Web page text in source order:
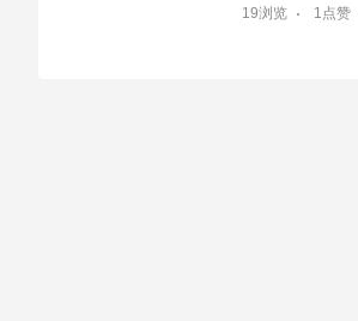
19浏览 1点赞